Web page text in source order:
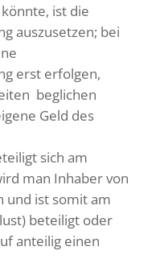
ist die
auszusetzen; bei
erst erfolgen,
beglichen
Geld des
sich am
man Inhaber von
und ist somit am
beteiligt oder
anteilig einen